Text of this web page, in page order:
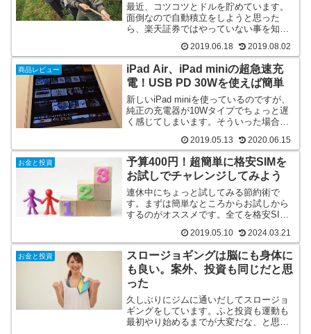
最近、コツコツとドルを貯めています。
面倒なので自動積立をしようと思った
ら、楽天証券ではやっていない事を知り
2019.06.18 2019.08.02
商品レビュー
iPad Air、iPad miniの超急速充
電！USB PD 30Wを使えば簡単
新しいiPad miniを使っているのですが、
純正の充電器が10Wタイプでちょっと遅
く感じてしまいます。そういった場合
2019.05.13 2020.06.15
お金と投資
予算400円！超簡単に格安SIMを
お試しでチャレンジしてみよう
連休中にちょっと試してみる節約術で
す。まずは簡単なところからお試しから
するのがオススメです。全てを格安SIM
け試してみる、という方法の紹介です。
2019.05.10 2024.03.21
お金と投資
スロージョギングは脳にも身体に
も良い。案外、投資も同じだと思
った
久しぶりにジムに通いだしてスロージョ
ギングをしています。ふと投資も運動も
最初やり始めるまでが大変だな、と思っ